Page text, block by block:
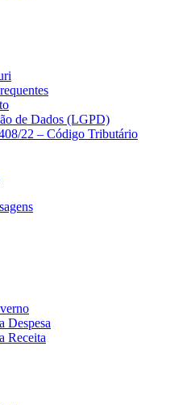
de Dados (LGPD)
22 – Código Tributário
Despesa
Receita